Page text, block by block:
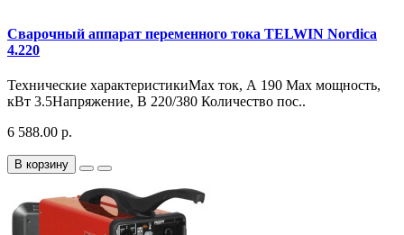
Сварочный аппарат переменного тока TELWIN Nordica
4.220
Технические характеристикиMax ток, А 190 Max мощность,
кВт 3.5Напряжение, В 220/380 Количество пос..
6 588.00 р.
В корзину